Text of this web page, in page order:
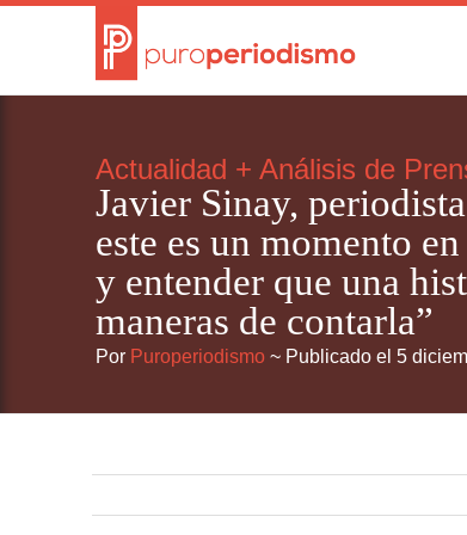
Actualidad + Análisis de
Javier Sinay,
este es un momento
y entender que una
maneras de contarla”
Por Puroperiodismo ~ Publicado el 5